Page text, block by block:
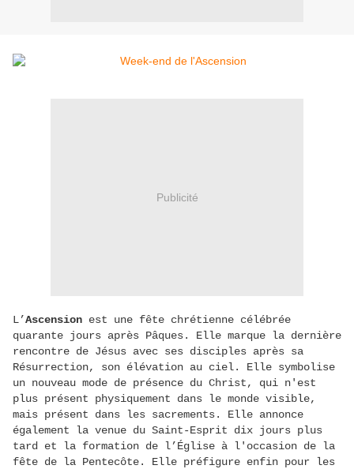
Publicité
L’Ascension est une fête chrétienne célébrée
quarante jours après Pâques. Elle marque la dernière
rencontre de Jésus avec ses disciples après sa
Résurrection, son élévation au ciel. Elle symbolise
un nouveau mode de présence du Christ, qui n'est
plus présent physiquement dans le monde visible,
mais présent dans les sacrements. Elle annonce
également la venue du Saint-Esprit dix jours plus
tard et la formation de l’Église à l'occasion de la
fête de la Pentecôte. Elle préfigure enfin pour les